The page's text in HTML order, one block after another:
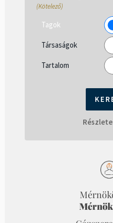
(Kötelező)
Tagok
Társaságok
Tartalom